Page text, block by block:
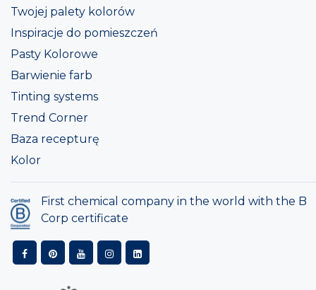
Twojej palety kolorów
Inspiracje do pomieszczeń
Pasty Kolorowe
Barwienie farb
Tinting systems
Trend Corner
Baza recepturę
Kolor
First chemical company in the world with the B
Corp certificate